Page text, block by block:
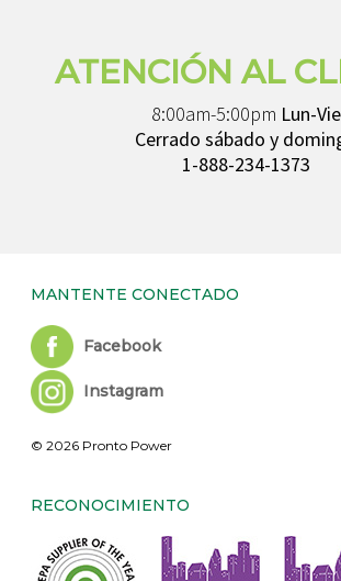
ATENCIÓN AL
8:00am-5:00pm Lun-Vie
Cerrado sábado y
1-888-234-1373
MANTENTE CONECTADO
Facebook
Instagram
© 2026 Pronto Power
RECONOCIMIENTO